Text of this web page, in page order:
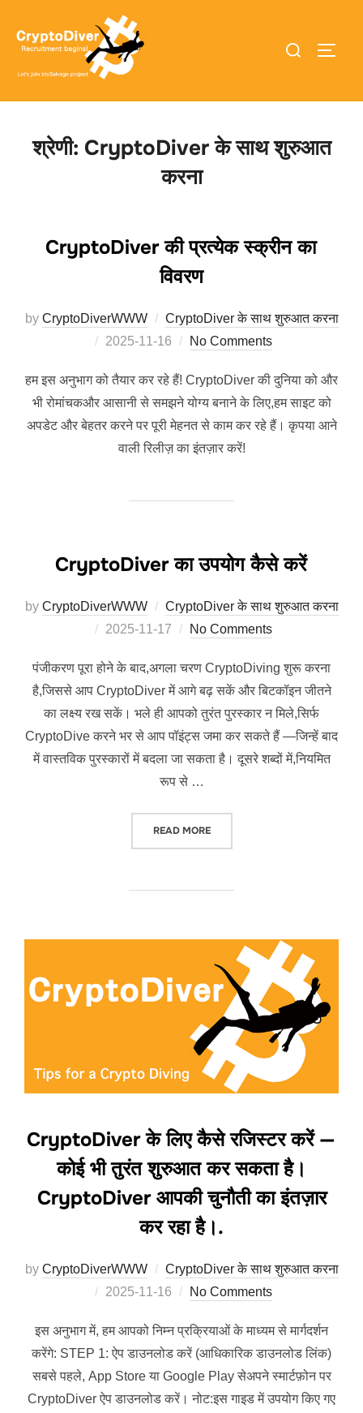
content
Search
श्रेणी: CryptoDiver के साथ शुरुआत
करना
CryptoDiver की प्रत्येक स्क्रीन का
विवरण
by CryptoDiverWWW
CryptoDiver के साथ शुरुआत करना
Posted
2025-11-16 No Comments
हम इस अनुभाग को तैयार कर रहे हैं! CryptoDiver की दुनिया को और
भी रोमांचकऔर आसानी से समझने योग्य बनाने के लिए,हम साइट को
अपडेट और बेहतर करने पर पूरी मेहनत से काम कर रहे हैं। कृपया आने
वाली रिलीज़ का इंतज़ार करें!
CryptoDiver का उपयोग कैसे करें
by CryptoDiverWWW
CryptoDiver के साथ शुरुआत करना
Posted
2025-11-17 No Comments
पंजीकरण पूरा होने के बाद,अगला चरण CryptoDiving शुरू करना
है,जिससे आप CryptoDiver में आगे बढ़ सकें और बिटकॉइन जीतने
का लक्ष्य रख सकें। भले ही आपको तुरंत पुरस्कार न मिले,सिर्फ
CryptoDive करने भर से आप पॉइंट्स जमा कर सकते हैं —जिन्हें बाद
में वास्तविक पुरस्कारों में बदला जा सकता है। दूसरे शब्दों में,नियमित
रूप से …
READ MORE“CRYPTODIVER का उपयोग कैसे करें”
CryptoDiver के लिए कैसे रजिस्टर करें —
कोई भी तुरंत शुरुआत कर सकता है।
CryptoDiver आपकी चुनौती का इंतज़ार
कर रहा है।.
by CryptoDiverWWW
CryptoDiver के साथ शुरुआत करना
Posted
2025-11-16 No Comments
इस अनुभाग में, हम आपको निम्न प्रक्रियाओं के माध्यम से मार्गदर्शन
करेंगे: STEP 1: ऐप डाउनलोड करें (आधिकारिक डाउनलोड लिंक)
सबसे पहले, App Store या Google Play सेअपने स्मार्टफ़ोन पर
CryptoDiver ऐप डाउनलोड करें। नोट:इस गाइड में उपयोग किए गए